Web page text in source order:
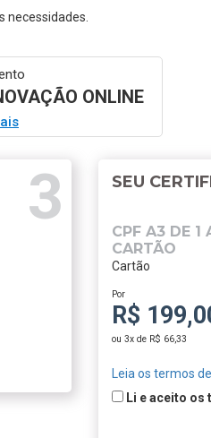
necessidades.
ONLINE
SEU
CPF A3 DE 1
CARTÃO
Cartão
Por
R$
ou 3x de R$ 66,33
Leia os termos
Li e aceito os